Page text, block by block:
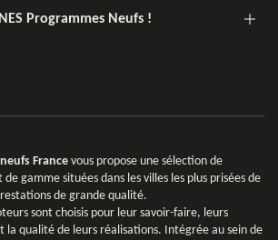
Programmes Neufs !
France vous propose une sélection de
de gamme situées dans les villes les plus prisées de
de grande qualité.
sont choisis pour leur savoir-faire, leurs
la qualité de leurs réalisations. Intégrée au sein de